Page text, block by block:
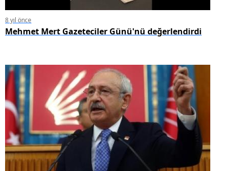
8 yıl önce
Mehmet Mert Gazeteciler Günü'nü değerlendirdi